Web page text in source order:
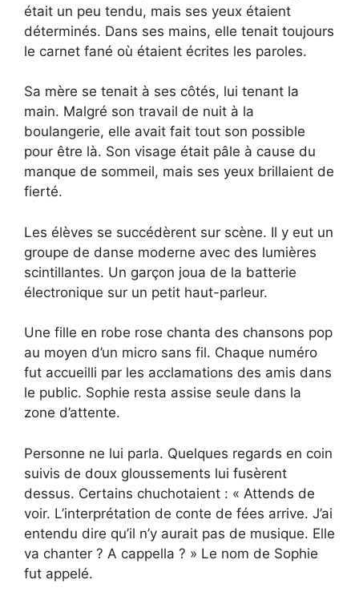
était un peu tendu, mais ses yeux étaient
déterminés. Dans ses mains, elle tenait toujours
le carnet fané où étaient écrites les paroles.
Sa mère se tenait à ses côtés, lui tenant la
main. Malgré son travail de nuit à la
boulangerie, elle avait fait tout son possible
pour être là. Son visage était pâle à cause du
manque de sommeil, mais ses yeux brillaient de
fierté.
Les élèves se succédèrent sur scène. Il y eut un
groupe de danse moderne avec des lumières
scintillantes. Un garçon joua de la batterie
électronique sur un petit haut-parleur.
Une fille en robe rose chanta des chansons pop
au moyen d’un micro sans fil. Chaque numéro
fut accueilli par les acclamations des amis dans
le public. Sophie resta assise seule dans la
zone d’attente.
Personne ne lui parla. Quelques regards en coin
suivis de doux gloussements lui fusèrent
dessus. Certains chuchotaient : « Attends de
voir. L’interprétation de conte de fées arrive. J’ai
entendu dire qu’il n’y aurait pas de musique. Elle
va chanter ? A cappella ? » Le nom de Sophie
fut appelé.